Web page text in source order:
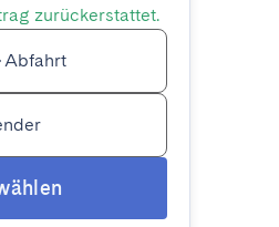
zurückerstattet.
Abfahrt